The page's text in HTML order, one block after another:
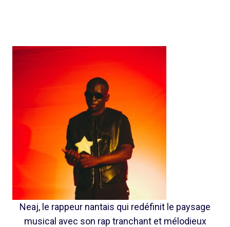
Neaj, le rappeur nantais qui redéfinit le paysage
musical avec son rap tranchant et mélodieux